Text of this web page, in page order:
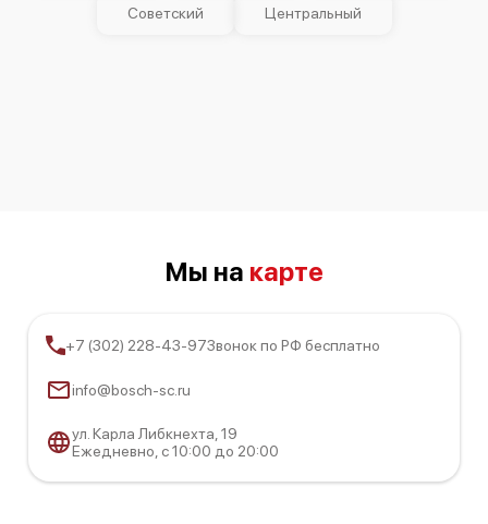
Советский Центральный
Мы на карте
+7 (302) 228-43-97Звонок по РФ бесплатно
info@bosch-sc.ru
ул. Карла Либкнехта, 19
Ежедневно, с 10:00 до 20:00